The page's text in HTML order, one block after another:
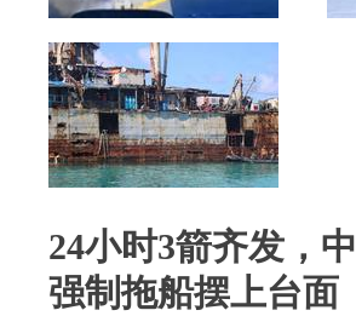
24小时3箭齐发，
强制拖船摆上台面